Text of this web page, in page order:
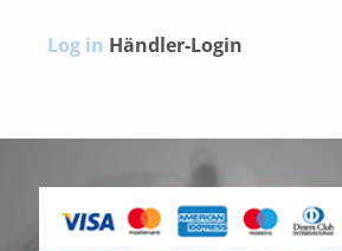
Log in Händler-Login